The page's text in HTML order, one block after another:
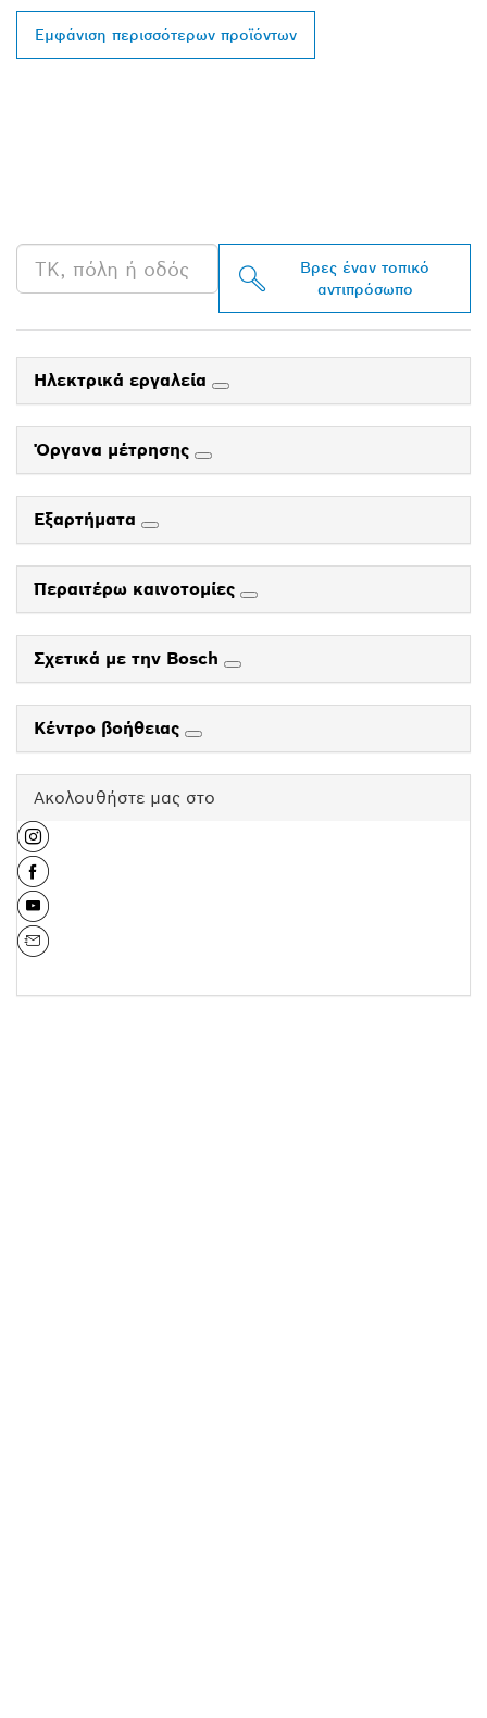
Εμφάνιση περισσότερων προϊόντων
Βρες έναν τοπικό
αντιπρόσωπο
Ηλεκτρικά εργαλεία
Όργανα μέτρησης
Εξαρτήματα
Περαιτέρω καινοτομίες
Σχετικά με την Bosch
Κέντρο βοήθειας
Ακολουθήστε μας στο